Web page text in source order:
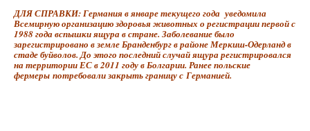
ДЛЯ СПРАВКИ: Германия в январе текущего года уведомила
Всемирную организацию здоровья животных о регистрации первой с
1988 года вспышки ящура в стране. Заболевание было
зарегистрировано в земле Бранденбург в районе Меркиш-Одерланд в
стаде буйволов. До этого последний случай ящура регистрировался
на территории ЕС в 2011 году в Болгарии. Ранее польские
фермеры потребовали закрыть границу с Германией.